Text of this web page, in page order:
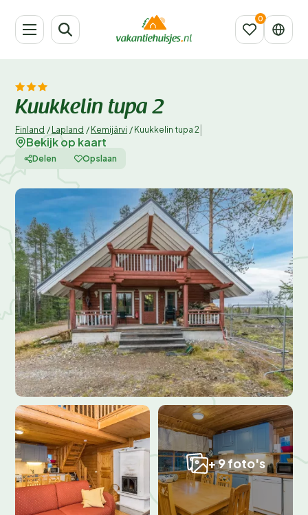
Kuukkelin tupa 2
Finland / Lapland / Kemijärvi / Kuukkelin tupa 2
Bekijk op kaart
Delen Opslaan
+ 9 foto's